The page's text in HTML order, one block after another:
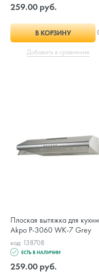
259.00 руб.
В КОРЗИНУ
Добавить в сравнение
Плоская вытяжка для кухни
Akpo P-3060 WK-7 Grey
код: 138708
ЕСТЬ В НАЛИЧИИ
259.00 руб.